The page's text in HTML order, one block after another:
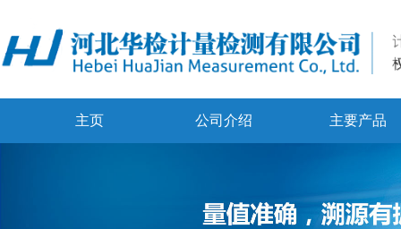
主页 公司介绍 主要产品